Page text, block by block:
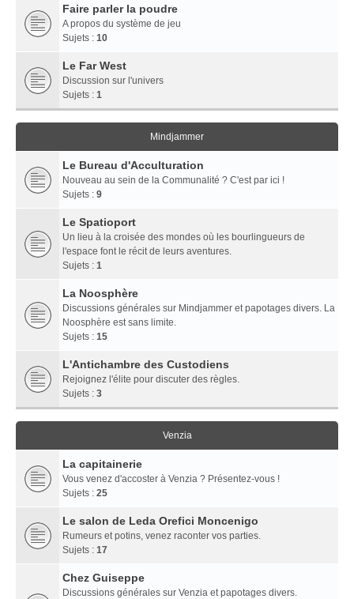
Faire parler la poudre
A propos du système de jeu
Sujets : 10
Le Far West
Discussion sur l'univers
Sujets : 1
Mindjammer
Le Bureau d'Acculturation
Nouveau au sein de la Communalité ? C'est par ici !
Sujets : 9
Le Spatioport
Un lieu à la croisée des mondes où les bourlingueurs de
l'espace font le récit de leurs aventures.
Sujets : 1
La Noosphère
Discussions générales sur Mindjammer et papotages divers. La
Noosphère est sans limite.
Sujets : 15
L'Antichambre des Custodiens
Rejoignez l'élite pour discuter des règles.
Sujets : 3
Venzia
La capitainerie
Vous venez d'accoster à Venzia ? Présentez-vous !
Sujets : 25
Le salon de Leda Orefici Moncenigo
Rumeurs et potins, venez raconter vos parties.
Sujets : 17
Chez Guiseppe
Discussions générales sur Venzia et papotages divers.